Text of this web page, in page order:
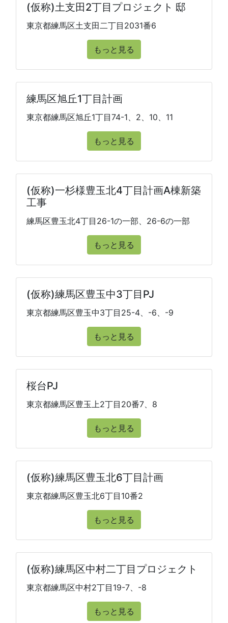
(仮称)土支田2丁目プロジェクト 邸
東京都練馬区土支田二丁目2031番6
もっと見る
練馬区旭丘1丁目計画
東京都練馬区旭丘1丁目74-1、2、10、11
もっと見る
(仮称)一杉様豊玉北4丁目計画A棟新築
工事
練馬区豊玉北4丁目26-1の一部、26-6の一部
もっと見る
(仮称)練馬区豊玉中3丁目PJ
東京都練馬区豊玉中3丁目25-4、-6、-9
もっと見る
桜台PJ
東京都練馬区豊玉上2丁目20番7、8
もっと見る
(仮称)練馬区豊玉北6丁目計画
東京都練馬区豊玉北6丁目10番2
もっと見る
(仮称)練馬区中村二丁目プロジェクト
東京都練馬区中村2丁目19-7、-8
もっと見る